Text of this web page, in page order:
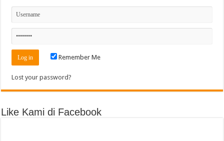
Remember Me
Lost your password?
Like Kami di Facebook